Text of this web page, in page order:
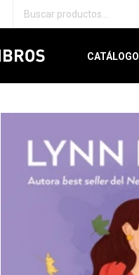
CATÁLOGO